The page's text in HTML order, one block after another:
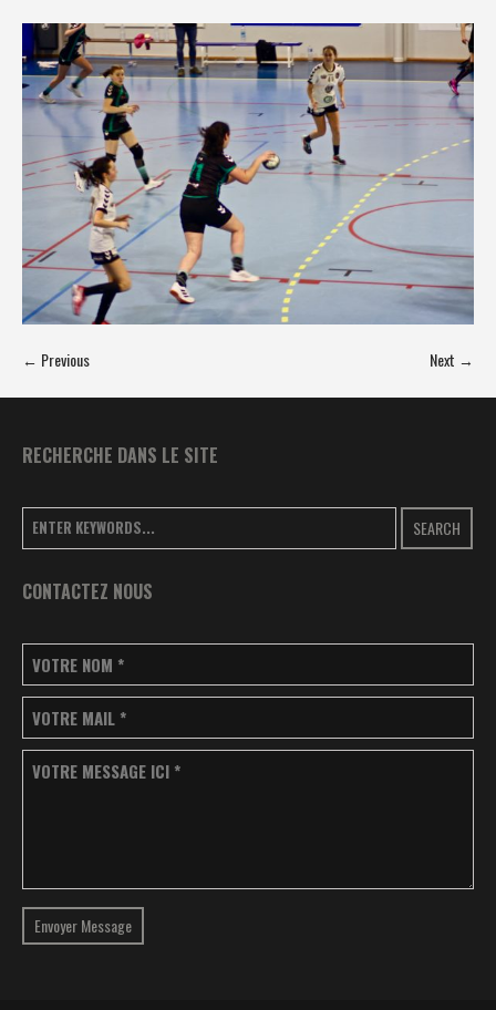
← Previous Next →
RECHERCHE DANS LE SITE
SEARCH
CONTACTEZ NOUS
VOTRE NOM *
VOTRE MAIL *
VOTRE MESSAGE ICI *
Envoyer Message